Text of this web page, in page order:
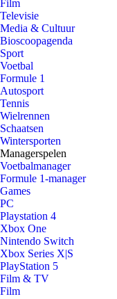
Film
Televisie
Media & Cultuur
Bioscoopagenda
Sport
Voetbal
Formule 1
Autosport
Tennis
Wielrennen
Schaatsen
Wintersporten
Managerspelen
Voetbalmanager
Formule 1-manager
Games
PC
Playstation 4
Xbox One
Nintendo Switch
Xbox Series X|S
PlayStation 5
Film & TV
Film